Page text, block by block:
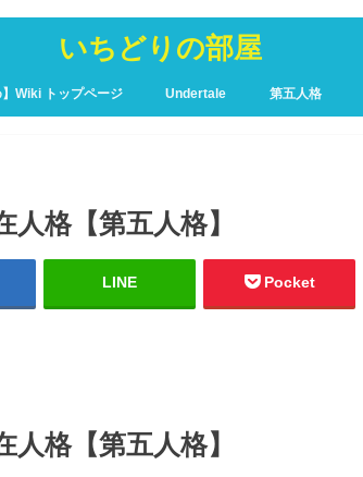
いちどりの部屋
】Wiki トップページ Undertale 第五人格
格【第五人格】
LINE Pocket
格【第五人格】